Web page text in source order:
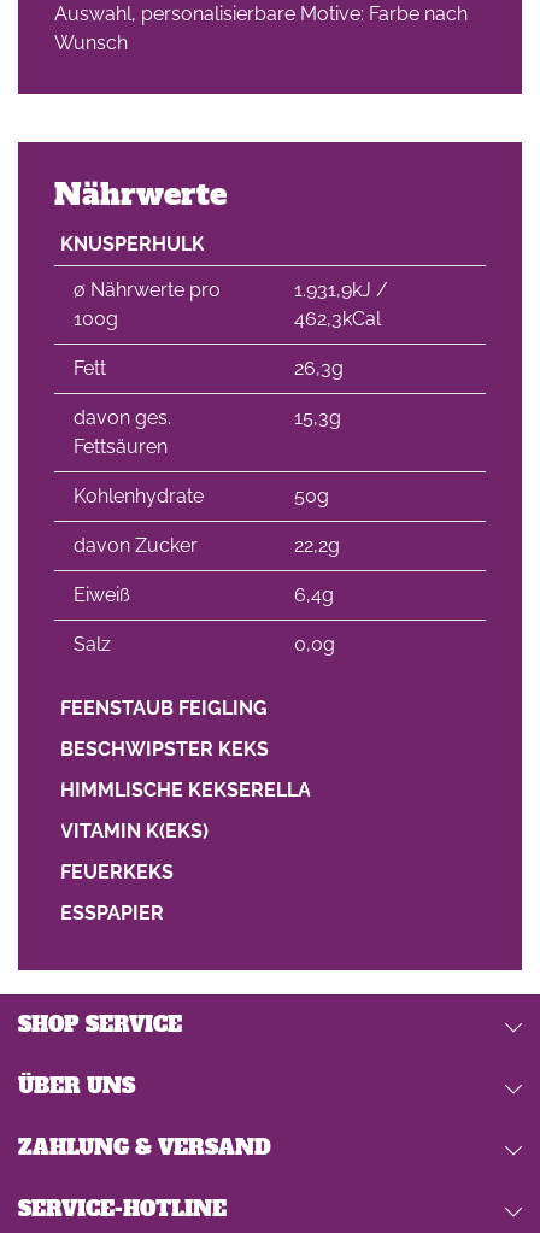
Auswahl, personalisierbare Motive: Farbe nach
Wunsch
Nährwerte
KNUSPERHULK
∅ Nährwerte pro
100g
1.931,9kJ /
462,3kCal
Fett 26,3g
davon ges.
Fettsäuren
15,3g
Kohlenhydrate 50g
davon Zucker 22,2g
Eiweiß 6,4g
Salz 0,0g
FEENSTAUB FEIGLING
BESCHWIPSTER KEKS
HIMMLISCHE KEKSERELLA
VITAMIN K(EKS)
FEUERKEKS
ESSPAPIER
SERVICE-HOTLINE
SHOP SERVICE
ÜBER UNS
ZAHLUNG & VERSAND